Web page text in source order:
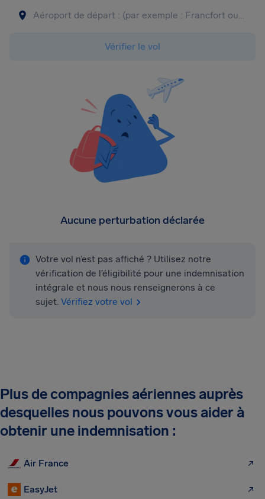
Vérifier le vol
Aucune perturbation déclarée
Votre vol n’est pas affiché ? Utilisez notre
vérification de l’éligibilité pour une indemnisation
intégrale et nous nous renseignerons à ce
sujet. Vérifiez votre vol
Plus de compagnies aériennes auprès
desquelles nous pouvons vous aider à
obtenir une indemnisation :
Air France
EasyJet